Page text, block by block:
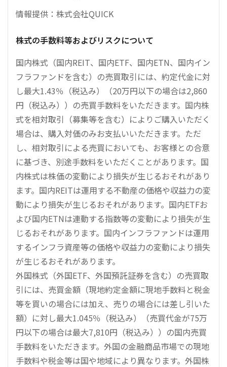
情報提供：株式会社QUICK
株式の手数料等およびリスクについて
国内株式（国内REIT、国内ETF、国内ETN、国内イン
フラファンドを含む）の売買取引には、約定代金に対
し最大1.43％（税込み）（20万円以下の場合は2,860
円（税込み））の売買手数料をいただきます。国内株
式を相対取引（募集等を含む）によりご購入いただく
場合は、購入対価のみお支払いいただきます。ただ
し、相対取引による売買においても、お客様との合意
に基づき、別途手数料をいただくことがあります。国
内株式は株価の変動により損失が生じるおそれがあり
ます。国内REITは運用する不動産の価格や収益力の変
動により損失が生じるおそれがあります。国内ETFお
よび国内ETNは連動する指数等の変動により損失が生
じるおそれがあります。国内インフラファンドは運用
するインフラ資産等の価格や収益力の変動により損失
が生じるおそれがあります。
外国株式（外国ETF、外国預託証券を含む）の売買取
引には、売買金額（現地約定金額に現地手数料と税金
等を買いの場合には加え、売りの場合には差し引いた
額）に対し最大1.045％（税込み）（売買代金が75万
円以下の場合は最大7,810円（税込み））の国内売買
手数料をいただきます。外国の金融商品市場での現地
手数料や税金等は国や地域により異なります。外国株